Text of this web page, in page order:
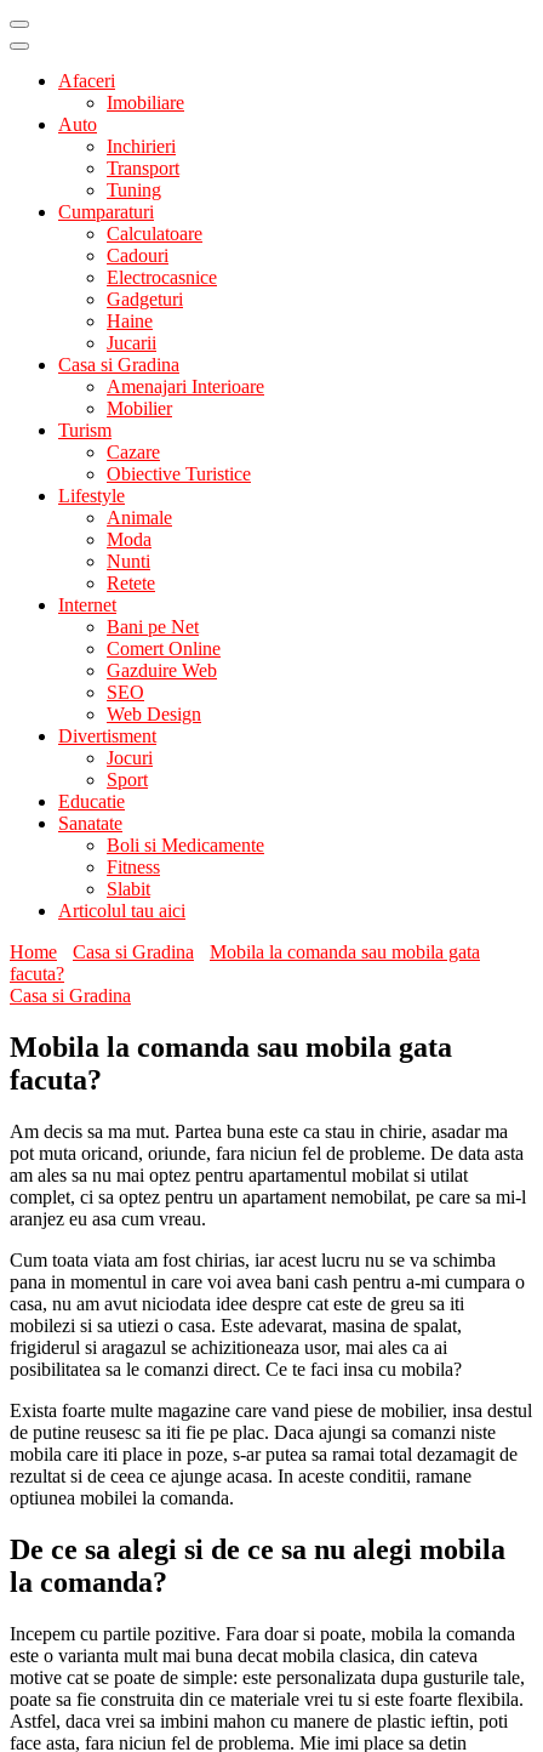
Afaceri
Imobiliare
Auto
Inchirieri
Transport
Tuning
Cumparaturi
Calculatoare
Cadouri
Electrocasnice
Gadgeturi
Haine
Jucarii
Casa si Gradina
Amenajari Interioare
Mobilier
Turism
Cazare
Obiective Turistice
Lifestyle
Animale
Moda
Nunti
Retete
Internet
Bani pe Net
Comert Online
Gazduire Web
SEO
Web Design
Divertisment
Jocuri
Sport
Educatie
Sanatate
Boli si Medicamente
Fitness
Slabit
Articolul tau aici
Home
Casa si Gradina
Mobila la comanda sau mobila gata
facuta?
Casa si Gradina
Mobila la comanda sau mobila gata
facuta?
Am decis sa ma mut. Partea buna este ca stau in chirie, asadar ma
pot muta oricand, oriunde, fara niciun fel de probleme. De data asta
am ales sa nu mai optez pentru apartamentul mobilat si utilat
complet, ci sa optez pentru un apartament nemobilat, pe care sa mi-l
aranjez eu asa cum vreau.
Cum toata viata am fost chirias, iar acest lucru nu se va schimba
pana in momentul in care voi avea bani cash pentru a-mi cumpara o
casa, nu am avut niciodata idee despre cat este de greu sa iti
mobilezi si sa utiezi o casa. Este adevarat, masina de spalat,
frigiderul si aragazul se achizitioneaza usor, mai ales ca ai
posibilitatea sa le comanzi direct. Ce te faci insa cu mobila?
Exista foarte multe magazine care vand piese de mobilier, insa destul
de putine reusesc sa iti fie pe plac. Daca ajungi sa comanzi niste
mobila care iti place in poze, s-ar putea sa ramai total dezamagit de
rezultat si de ceea ce ajunge acasa. In aceste conditii, ramane
optiunea mobilei la comanda.
De ce sa alegi si de ce sa nu alegi mobila
la comanda?
Incepem cu partile pozitive. Fara doar si poate, mobila la comanda
este o varianta mult mai buna decat mobila clasica, din cateva
motive cat se poate de simple: este personalizata dupa gusturile tale,
poate sa fie construita din ce materiale vrei tu si este foarte flexibila.
Astfel, daca vrei sa imbini mahon cu manere de plastic ieftin, poti
face asta, fara niciun fel de problema. Mie imi place sa detin